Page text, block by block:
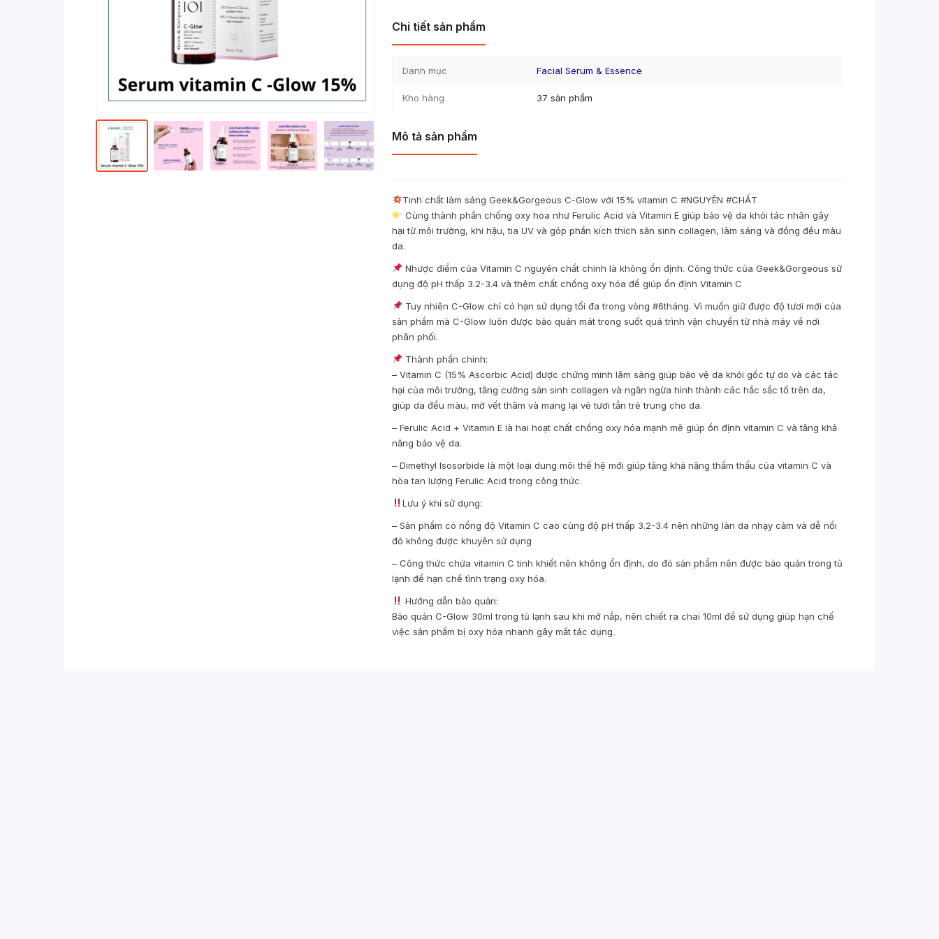
Chi tiết sản phẩm
Danh mục Facial Serum & Essence
Kho hàng 37 sản phẩm
Mô tả sản phẩm
Tinh chất làm sáng Geek&Gorgeous C-Glow với 15% vitamin C #NGUYÊN #CHẤT
Cùng thành phần chống oxy hóa như Ferulic Acid và Vitamin E giúp bảo vệ da khỏi tác nhân gây
hại từ môi trường, khí hậu, tia UV và góp phần kích thích sản sinh collagen, làm sáng và đồng đều màu
da.
Nhược điểm của Vitamin C nguyên chất chính là không ổn định. Công thức của Geek&Gorgeous sử
dụng độ pH thấp 3.2-3.4 và thêm chất chống oxy hóa để giúp ổn định Vitamin C
Tuy nhiên C-Glow chỉ có hạn sử dụng tối đa trong vòng #6tháng. Vì muốn giữ được độ tươi mới của
sản phẩm mà C-Glow luôn được bảo quản mát trong suốt quá trình vận chuyển từ nhà máy về nơi
phân phối.
Thành phần chính:
– Vitamin C (15% Ascorbic Acid) được chứng minh lâm sàng giúp bảo vệ da khỏi gốc tự do và các tác
hại của môi trường, tăng cường sản sinh collagen và ngăn ngừa hình thành các hắc sắc tố trên da,
giúp da đều màu, mờ vết thâm và mang lại vẻ tươi tắn trẻ trung cho da.
– Ferulic Acid + Vitamin E là hai hoạt chất chống oxy hóa mạnh mẽ giúp ổn định vitamin C và tăng khả
năng bảo vệ da.
– Dimethyl Isosorbide là một loại dung môi thế hệ mới giúp tăng khả năng thẩm thấu của vitamin C và
hòa tan lượng Ferulic Acid trong công thức.
Lưu ý khi sử dụng:
– Sản phẩm có nồng độ Vitamin C cao cùng độ pH thấp 3.2-3.4 nên những làn da nhạy cảm và dễ nổi
đỏ không được khuyên sử dụng
– Công thức chứa vitamin C tinh khiết nên không ổn định, do đó sản phẩm nên được bảo quản trong tủ
lạnh để hạn chế tình trạng oxy hóa.
Hướng dẫn bảo quản:
Bảo quản C-Glow 30ml trong tủ lạnh sau khi mở nắp, nên chiết ra chai 10ml để sử dụng giúp hạn chế
việc sản phẩm bị oxy hóa nhanh gây mất tác dụng.